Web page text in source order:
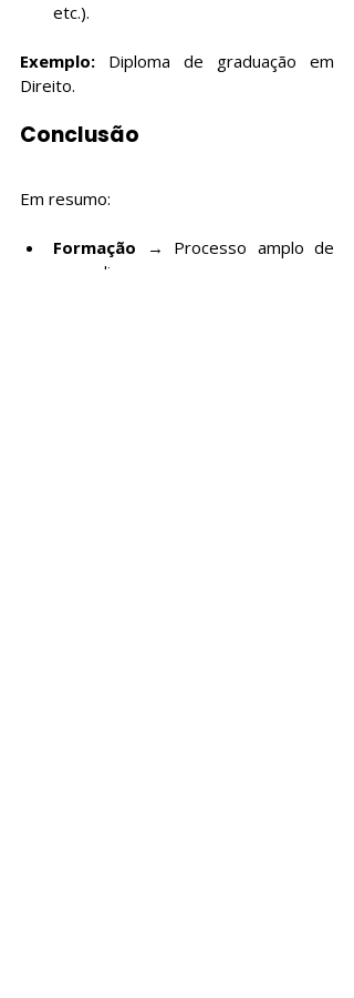
etc.).
Exemplo: Diploma de graduação em
Direito.
Conclusão
Em resumo:
Formação → Processo amplo de
aprendizagem.